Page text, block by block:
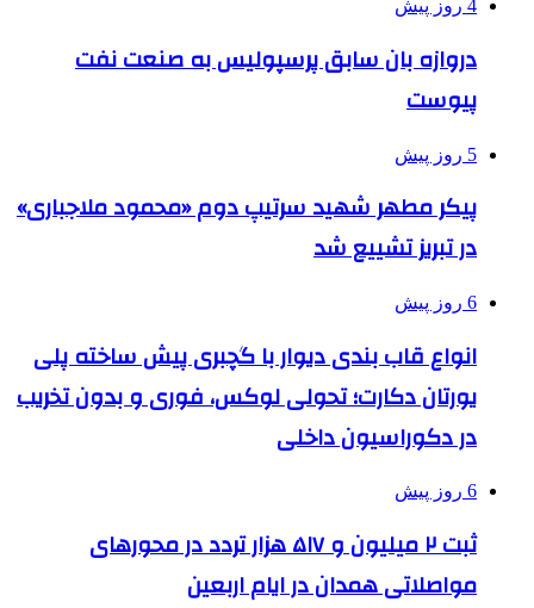
4 روز پیش
دروازه بان سابق پرسپولیس به صنعت نفت
پیوست
5 روز پیش
پیکر مطهر شهید سرتیپ دوم «محمود ملاجباری»
در تبریز تشییع شد
6 روز پیش
انواع قاب بندی دیوار با گچبری پیش ساخته پلی
یورتان دکارت؛ تحولی لوکس، فوری و بدون تخریب
در دکوراسیون داخلی
6 روز پیش
ثبت ۲ میلیون و ۵۱۷ هزار تردد در محورهای
مواصلاتی همدان در ایام اربعین